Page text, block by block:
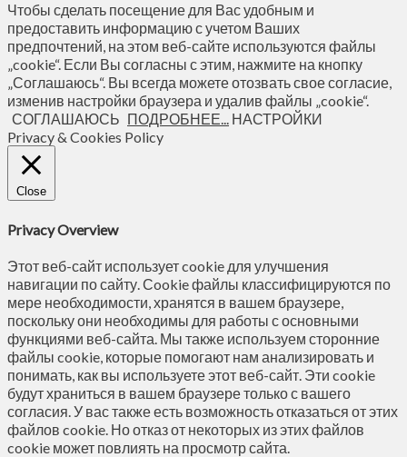
Чтобы сделать посещение для Вас удобным и
предоставить информацию с учетом Ваших
предпочтений, на этом веб-сайте используются файлы
„cookie“. Если Вы согласны с этим, нажмите на кнопку
„Соглашаюсь“. Вы всегда можете отозвать свое согласие,
изменив настройки браузера и удалив файлы „cookie“.
СОГЛАШАЮСЬ ПОДРОБНЕЕ... НАСТРОЙКИ
Privacy & Cookies Policy
Close
Privacy Overview
Этот веб-сайт использует cookie для улучшения
навигации по сайту. Сookie файлы классифицируются по
мере необходимости, хранятся в вашем браузере,
поскольку они необходимы для работы с основными
функциями веб-сайта. Мы также используем сторонние
файлы cookie, которые помогают нам анализировать и
понимать, как вы используете этот веб-сайт. Эти cookie
будут храниться в вашем браузере только с вашего
согласия. У вас также есть возможность отказаться от этих
файлов cookie. Но отказ от некоторых из этих файлов
cookie может повлиять на просмотр сайта.